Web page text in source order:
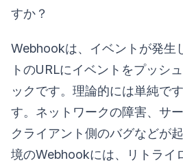
すか？
Webhookは、イベントが発生
トのURLにイベントをプッシ
ックです。理論的には単純で
す。ネットワークの障害、サ
クライアント側のバグなどが
境のWebhookには、リトライ